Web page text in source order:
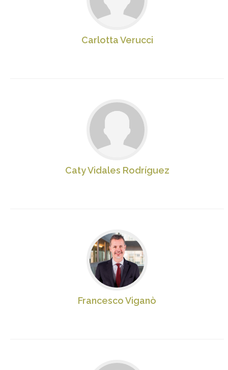
Carlotta Verucci
Caty Vidales Rodríguez
Francesco Viganò